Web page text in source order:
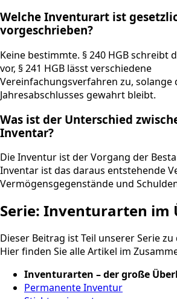
Welche Inventurart ist
vorgeschrieben?
Keine bestimmte. § 240 HGB schreibt
vor, § 241 HGB lässt verschiedene
Vereinfachungsverfahren zu, solange
Jahresabschlusses gewahrt bleibt.
Was ist der Unterschied
Inventar?
Die Inventur ist der Vorgang der
Inventar ist das daraus entstehende
Vermögensgegenstände und
Serie: Inventurarten im
Dieser Beitrag ist Teil unserer Serie
Hier finden Sie alle Artikel im
Inventurarten – der große
Permanente Inventur